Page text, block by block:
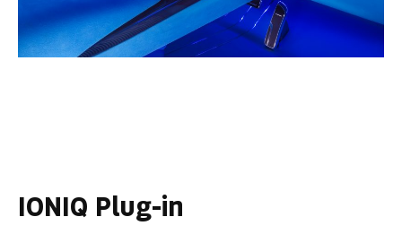
IONIQ Plug-in